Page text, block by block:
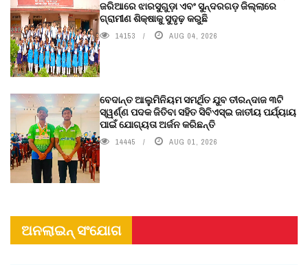
ଜରିଆରେ ଝାରସୁଗୁଡ଼ା ଏବଂ ସୁନ୍ଦରଗଡ଼ ଜିଲ୍ଲାରେ
ଗ୍ରାମୀଣ ଶିକ୍ଷାକୁ ସୁଦୃଢ଼ କରୁଛି
14153 AUG 04, 2026
ବେଦାନ୍ତ ଆଲୁମିନିୟମ ସମର୍ଥିତ ଯୁବ ତୀରନ୍ଦାଜ ୩ଟି
ସ୍ୱର୍ଣ୍ଣ ପଦକ ଜିତିବା ସହିତ ସିବିଏସ୍ଇ ଜାତୀୟ ପର୍ଯ୍ୟାୟ
ପାଇଁ ଯୋଗ୍ୟତା ଅର୍ଜନ କରିଛନ୍ତି
14445 AUG 01, 2026
ଅନଲାଇନ୍ ସଂଯୋଗ